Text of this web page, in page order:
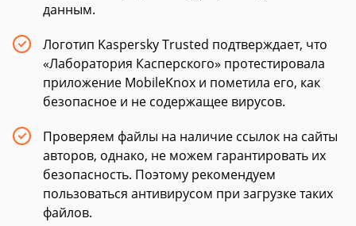
данным.
Логотип Kaspersky Trusted подтверждает, что
«Лаборатория Касперского» протестировала
приложение MobileKnox и пометила его, как
безопасное и не содержащее вирусов.
Проверяем файлы на наличие ссылок на сайты
авторов, однако, не можем гарантировать их
безопасность. Поэтому рекомендуем
пользоваться антивирусом при загрузке таких
файлов.